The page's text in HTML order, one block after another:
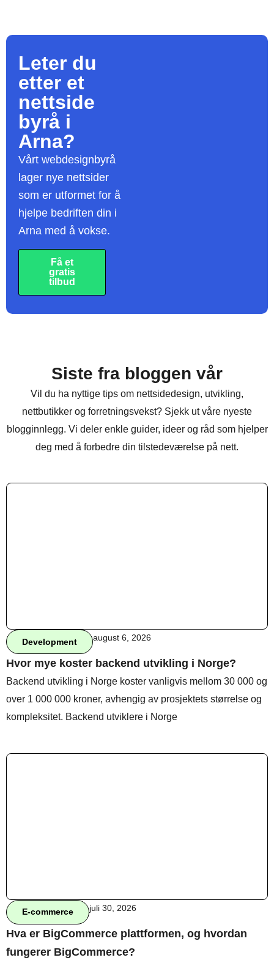
Leter du
etter et
nettside
byrå i
Arna?
Vårt webdesignbyrå
lager nye nettsider
som er utformet for å
hjelpe bedriften din i
Arna med å vokse.
Få et
gratis
tilbud
Siste fra bloggen vår
Vil du ha nyttige tips om nettsidedesign, utvikling,
nettbutikker og forretningsvekst? Sjekk ut våre nyeste
blogginnlegg. Vi deler enkle guider, ideer og råd som hjelper
deg med å forbedre din tilstedeværelse på nett.
Development august 6, 2026
Hvor mye koster backend utvikling i Norge?
Backend utvikling i Norge koster vanligvis mellom 30 000 og
over 1 000 000 kroner, avhengig av prosjektets størrelse og
kompleksitet. Backend utviklere i Norge
E-commerce juli 30, 2026
Hva er BigCommerce plattformen, og hvordan
fungerer BigCommerce?
For å gi best mulig opplevelse bruker vi